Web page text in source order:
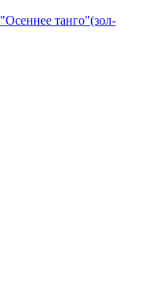
танго"(зол-